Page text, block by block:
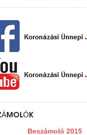
Beszámoló 2015